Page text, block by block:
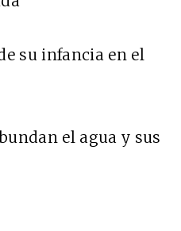
su infancia en el
el agua y sus